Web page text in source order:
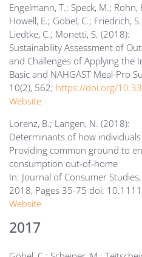
Engelmann, T.; Speck, M.;
Howell, E.; Göbel, C.; Friedrich,
Liedtke, C.; Monetti, S. (2018):
Sustainability Assessment of
and Challenges of Applying the
Basic and NAHGAST Meal-Pro
10(2), 562; https://doi.org/
Website
Lorenz, B.; Langen, N. (2018):
Determinants of how
Providing common ground to
consumption out‐of‐home
In: Journal of Consumer
2018, Pages 35-75 doi:
Website
2017